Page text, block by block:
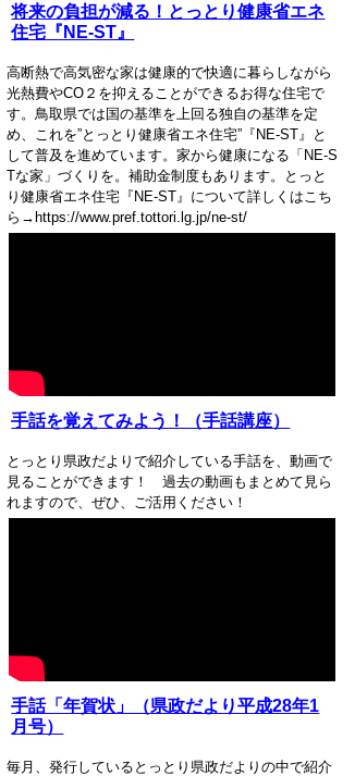
将来の負担が減る！とっとり健康省エネ
住宅『NE-ST』
高断熱で高気密な家は健康的で快適に暮らしながら
光熱費やCO２を抑えることができるお得な住宅で
す。鳥取県では国の基準を上回る独自の基準を定
め、これを”とっとり健康省エネ住宅”『NE-ST』と
して普及を進めています。家から健康になる「NE-S
Tな家」づくりを。補助金制度もあります。とっと
り健康省エネ住宅『NE-ST』について詳しくはこち
ら→https://www.pref.tottori.lg.jp/ne-st/
手話を覚えてみよう！（手話講座）
とっとり県政だよりで紹介している手話を、動画で
見ることができます！ 過去の動画もまとめて見ら
れますので、ぜひ、ご活用ください！
手話「年賀状」（県政だより平成28年1
月号）
毎月、発行しているとっとり県政だよりの中で紹介